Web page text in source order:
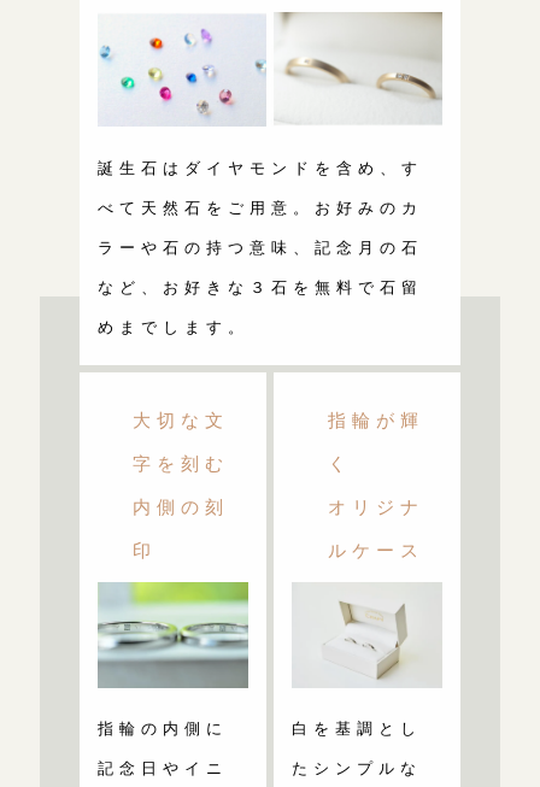
誕生石はダイヤモンドを含め、す
べて天然石をご用意。お好みのカ
ラーや石の持つ意味、記念月の石
など、お好きな３石を無料で石留
めまでします。
大切な文
字を刻む
内側の刻
印
指輪の内側に
記念日やイニ
指輪が輝
く
オリジナ
ルケース
白を基調とし
たシンプルな